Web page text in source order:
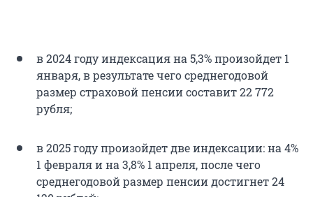
в 2024 году индексация на 5,3% произойдет 1
января, в результате чего среднегодовой
размер страховой пенсии составит 22 772
рубля;
в 2025 году произойдет две индексации: на 4%
1 февраля и на 3,8% 1 апреля, после чего
среднегодовой размер пенсии достигнет 24